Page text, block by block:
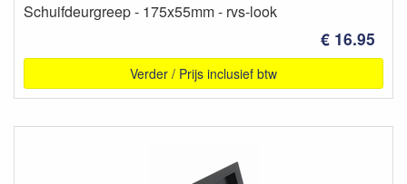
Schuifdeurgreep - 175x55mm - rvs-look
€ 16.95
Verder / Prijs inclusief btw